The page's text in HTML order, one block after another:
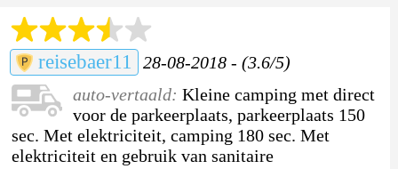
reisebaer11
28-08-2018 - (3.6/5)
auto-vertaald: Kleine camping met direct
voor de parkeerplaats, parkeerplaats 150
sec. Met elektriciteit, camping 180 sec. Met
elektriciteit en gebruik van sanitaire